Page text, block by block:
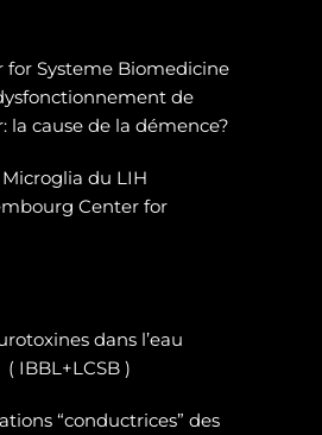
for Systeme Biomedicine
de
cause de la démence?
du LIH
Center for
dans l’eau
IBBL+LCSB )
“conductrices” des